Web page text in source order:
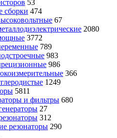
53
сборки 474
67
2080
3772
789
983
986
366
1249
5811
и фильтры 680
27
312
резонаторы 290